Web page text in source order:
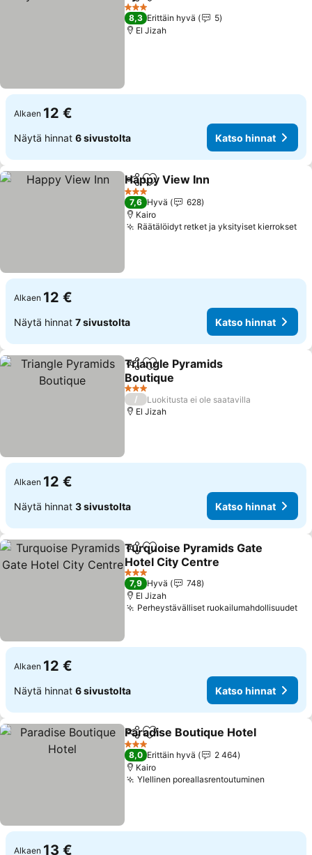
3 Tähtiluokitus
8,3 Erittäin hyvä
5
El Jizah
Alkaen 12 €
Näytä hinnat 6 sivustolta Katso hinnat
Jaa Lisää suosikkeihin
Happy View Inn
3 Tähtiluokitus
7,6 Hyvä
628
Kairo
Räätälöidyt retket ja yksityiset kierrokset
Alkaen 12 €
Näytä hinnat 7 sivustolta Katso hinnat
Jaa Lisää suosikkeihin
Triangle Pyramids
Boutique
3 Tähtiluokitus
/
Luokitusta ei ole saatavilla
El Jizah
Alkaen 12 €
Näytä hinnat 3 sivustolta Katso hinnat
Jaa Lisää suosikkeihin
Turquoise Pyramids Gate
Hotel City Centre
3 Tähtiluokitus
7,9 Hyvä
748
El Jizah
Perheystävälliset ruokailumahdollisuudet
Alkaen 12 €
Näytä hinnat 6 sivustolta Katso hinnat
Jaa Lisää suosikkeihin
Paradise Boutique Hotel
3 Tähtiluokitus
8,0 Erittäin hyvä
2 464
Kairo
Ylellinen poreallasrentoutuminen
Alkaen 13 €